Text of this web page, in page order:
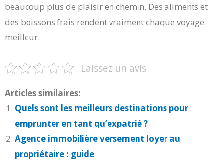
beaucoup plus de plaisir en chemin. Des aliments et
des boissons frais rendent vraiment chaque voyage
meilleur.
Laissez un avis
Articles similaires:
Quels sont les meilleurs destinations pour
emprunter en tant qu’expatrié ?
Agence immobilière versement loyer au
propriétaire : guide